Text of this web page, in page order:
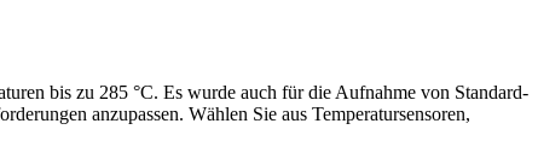
bis zu 285 °C. Es wurde auch für die Aufnahme von Standard-
anzupassen. Wählen Sie aus Temperatursensoren,